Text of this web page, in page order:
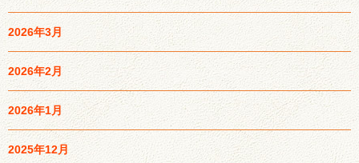
2026年3月
2026年2月
2026年1月
2025年12月